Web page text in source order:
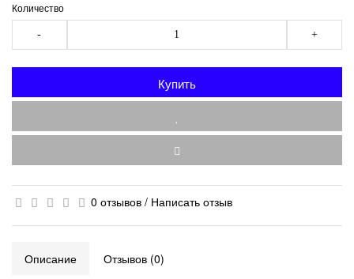
Количество
- +
Купить
0 отзывов / Написать отзыв
Описание Отзывов (0)